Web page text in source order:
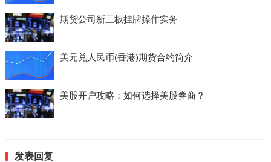
期货公司新三板挂牌操作实务
美元兑人民币(香港)期货合约简介
美股开户攻略：如何选择美股券商？
发表回复